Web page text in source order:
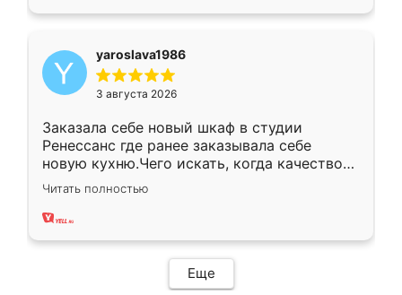
yaroslava1986
3 августа 2026
Заказала себе новый шкаф в студии
Ренессанс где ранее заказывала себе
новую кухню.Чего искать, когда качеством
вполне довольна. Служит кухня уже почти
два года, нареканий нет.
Читать полностью
Еще